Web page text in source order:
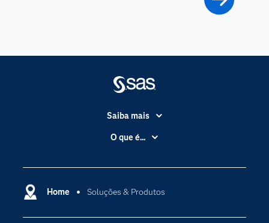
Home Soluções & Produtos
Saiba mais
Acessibilidade
Carreiras
Certificação
O que é...
Computação em nuvem